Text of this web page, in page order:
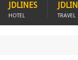
JDLINES
HOTEL TRAVEL